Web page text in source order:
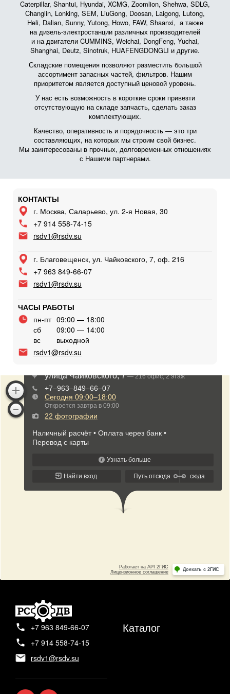
Caterpillar, Shantui, Hyundai, XCMG, Zoomlion, Shehwa, SDLG,
Changlin, Lonking, SEM, LiuGong, Doosan, Laigong, Lutong,
Heli, Dalian, Sunny, Yutong, Howo, FAW, Shaanxi, а также
на дизель-электростанции различных производителей
и на двигатели CUMMINS, Weichai, DongFeng, Yuchai,
Shanghai, Deutz, Sinotruk, HUAFENGDONGLI и другие.
Складские помещения позволяют разместить большой
ассортимент запасных частей, фильтров. Нашим
приоритетом является доступный ценовой уровень.
У нас есть возможность в короткие сроки привезти
отсутствующую на складе запчасть, сделать заказ
комплектующих.
Качество, оперативность и порядочность — это три
составляющих, на которых мы строим свой бизнес.
Мы заинтересованы в прочных, долговременных отношениях
с Нашими партнерами.
КОНТАКТЫ
г. Москва, Саларьево, ул. 2-я Новая, 30
+7 914 558-74-15
rsdv1@rsdv.su
г. Благовещенск, ул. Чайковского, 7, оф. 216
+7 963 849-66-07
rsdv1@rsdv.su
ЧАСЫ РАБОТЫ
пн-пт 09:00 — 18:00
сб
09:00 — 14:00
вс
выходной
rsdv1@rsdv.su
+7 963 849-66-07
+7 914 558-74-15
rsdv1@rsdv.su
Каталог